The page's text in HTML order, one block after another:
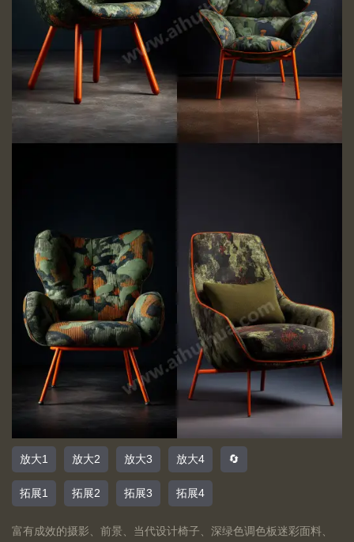
放大1 放大2 放大3 放大4 🔄
拓展1 拓展2 拓展3 拓展4
富有成效的摄影、前景、当代设计椅子、深绿色调色板迷彩面料、